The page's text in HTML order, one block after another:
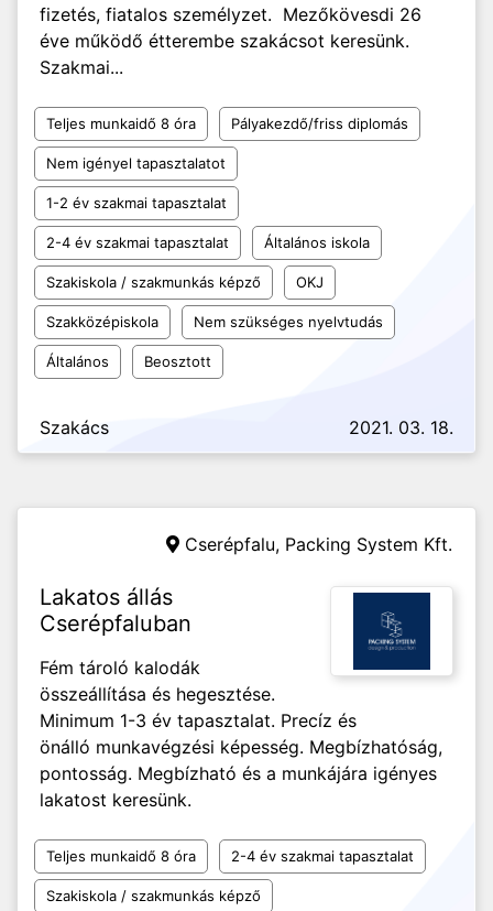
fizetés, fiatalos személyzet. Mezőkövesdi 26
éve működő étterembe szakácsot keresünk.
Szakmai...
Teljes munkaidő 8 óra Pályakezdő/friss diplomás
Nem igényel tapasztalatot
1-2 év szakmai tapasztalat
2-4 év szakmai tapasztalat Általános iskola
Szakiskola / szakmunkás képző OKJ
Szakközépiskola Nem szükséges nyelvtudás
Általános Beosztott
Szakács 2021. 03. 18.
Cserépfalu, Packing System Kft.
Lakatos állás
Cserépfaluban
Fém tároló kalodák
összeállítása és hegesztése.
Minimum 1-3 év tapasztalat. Precíz és
önálló munkavégzési képesség. Megbízhatóság,
pontosság. Megbízható és a munkájára igényes
lakatost keresünk.
Teljes munkaidő 8 óra 2-4 év szakmai tapasztalat
Szakiskola / szakmunkás képző